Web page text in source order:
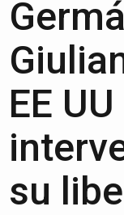
EE UU
su